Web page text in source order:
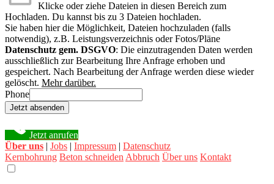
Klicke oder ziehe Dateien in diesen Bereich zum
Hochladen. Du kannst bis zu 3 Dateien hochladen.
Sie haben hier die Möglichkeit, Dateien hochzuladen (falls
notwendig), z.B. Leistungsverzeichnis oder Fotos/Pläne
Datenschutz gem. DSGVO: Die einzutragenden Daten werden
ausschließlich zur Bearbeitung Ihre Anfrage erhoben und
gespeichert. Nach Bearbeitung der Anfrage werden diese wieder
gelöscht. Mehr darüber.
Phone
Jetzt absenden
Jetzt anrufen
Über uns | Jobs | Impressum | Datenschutz
Kernbohrung Beton schneiden Abbruch Über uns Kontakt